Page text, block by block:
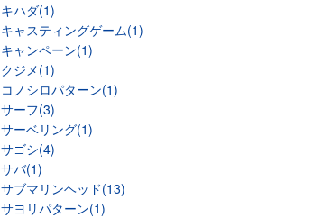
キハダ(1)
キャスティングゲーム(1)
キャンペーン(1)
クジメ(1)
コノシロパターン(1)
サーフ(3)
サーベリング(1)
サゴシ(4)
サバ(1)
サブマリンヘッド(13)
サヨリパターン(1)